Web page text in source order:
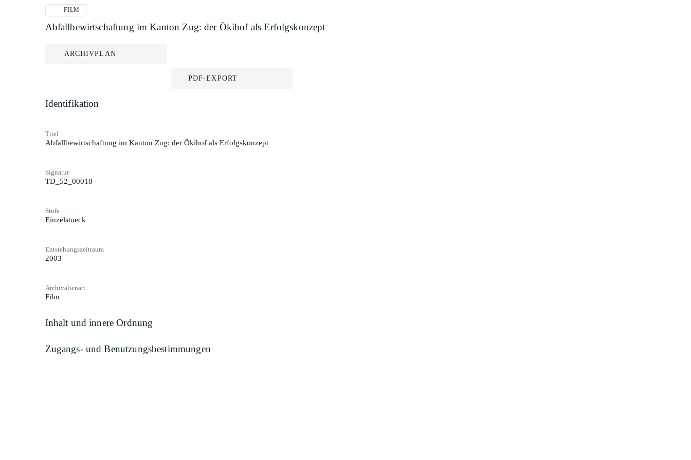
FILM
Abfallbewirtschaftung im Kanton Zug: der Ökihof als Erfolgskonzept
ARCHIVPLAN
PDF-EXPORT
Identifikation
Titel
Abfallbewirtschaftung im Kanton Zug: der Ökihof als Erfolgskonzept
Signatur
TD_52_00018
Stufe
Einzelstueck
Entstehungszeitraum
2003
Archivalienart
Film
Inhalt und innere Ordnung
Zugangs- und Benutzungsbestimmungen